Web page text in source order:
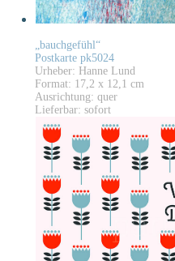
„bauchgefühl“
Postkarte pk5024
Urheber: Hanne Lund
Format: 17,2 x 12,1 cm
Ausrichtung: quer
Lieferbar: sofort